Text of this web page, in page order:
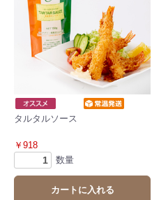
タルタルソース
￥918
数量
カートに入れる